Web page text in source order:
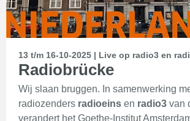
13 t/m 16-10-2025 | Live op radio3 en
Radiobrücke
Wij slaan bruggen. In samenwerking
radiozenders radioeins en radio3 van
verandert het Goethe-Institut